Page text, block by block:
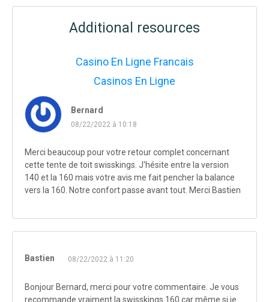
Additional resources
Casino En Ligne Francais
Casinos En Ligne
Bernard
08/22/2022 à 10:18
Merci beaucoup pour votre retour complet concernant
cette tente de toit swisskings. J'hésite entre la version
140 et la 160 mais votre avis me fait pencher la balance
vers la 160. Notre confort passe avant tout. Merci Bastien
Bastien 08/22/2022 à 11:20
Bonjour Bernard, merci pour votre commentaire. Je vous
recommande vraiment la swisskings 160 car même si je